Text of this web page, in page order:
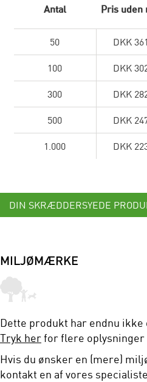
Antal Pris uden
50 DKK
100 DKK
300 DKK
500 DKK
1.000 DKK
DIN SKRÆDDERSYEDE
MILJØMÆRKE
Dette produkt har endnu
Tryk herfor flere
Hvis du ønsker en (mere)
kontakt en af vores